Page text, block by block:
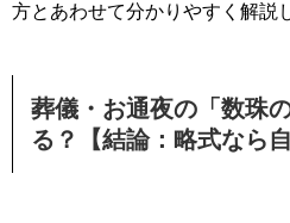
方とあわせて分かりやすく解説
葬儀・お通夜の「数珠
る？【結論：略式なら自